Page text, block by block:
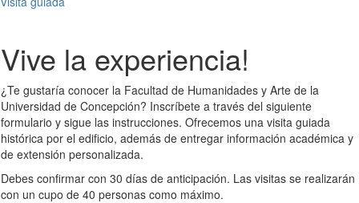
Vive la experiencia!
¿Te gustaría conocer la Facultad de Humanidades y Arte de la
Universidad de Concepción? Inscríbete a través del siguiente
formulario y sigue las instrucciones. Ofrecemos una visita guiada
histórica por el edificio, además de entregar información académica y
de extensión personalizada.
Debes confirmar con 30 días de anticipación. Las visitas se realizarán
con un cupo de 40 personas como máximo.